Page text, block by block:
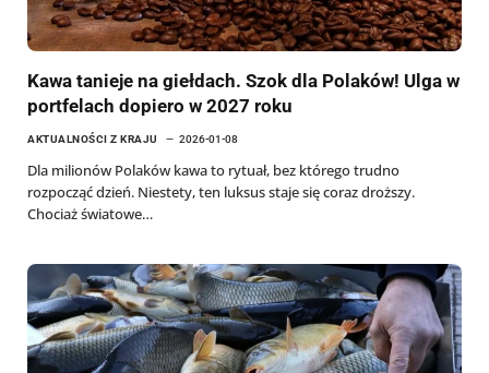
Kawa tanieje na giełdach. Szok dla Polaków! Ulga w
portfelach dopiero w 2027 roku
AKTUALNOŚCI Z KRAJU 2026-01-08
Dla milionów Polaków kawa to rytuał, bez którego trudno
rozpocząć dzień. Niestety, ten luksus staje się coraz droższy.
Chociaż światowe…